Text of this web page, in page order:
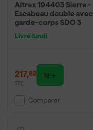
Altrex 194403 Sierra -
Escabeau double avec
garde-corps SDO 3
Livré lundi
217,82
TTC
Comparer